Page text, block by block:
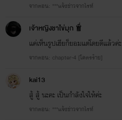
จากตอน: ***แจ้งข่าวจากไรท์
เจ้าหญิงชาไข่มุก🧋
แค่เห็นรูปเฮียก็ยอมแต่โดยดีแล้วค่ะ
จากตอน: chapter-4 [โคตรร้าย]
kai13
สู้ สู้ นะคะ เป็นกำลังใจให้ค่ะ
จากตอน: ***แจ้งข่าวจากไรท์